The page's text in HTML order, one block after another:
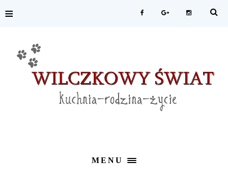
≡
MENU